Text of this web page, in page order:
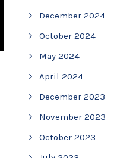
December 2024
October 2024
May 2024
April 2024
December 2023
November 2023
October 2023